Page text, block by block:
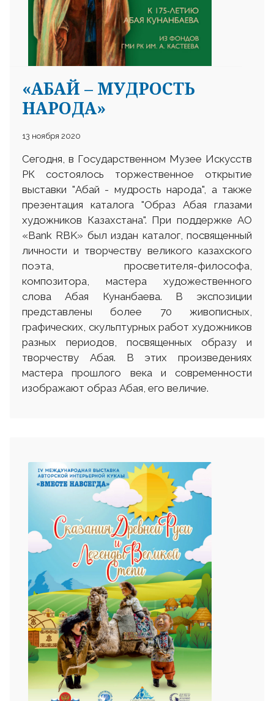
«АБАЙ – МУДРОСТЬ
НАРОДА»
13 ноября 2020
Сегодня, в Государственном Музее Искусств
РК состоялось торжественное открытие
выставки "Абай - мудрость народа", а также
презентация каталога "Образ Абая глазами
художников Казахстана". При поддержке АО
«Bank RBK» был издан каталог, посвященный
личности и творчеству великого казахского
поэта, просветителя-философа,
композитора, мастера художественного
слова Абая Кунанбаева. В экспозиции
представлены более 70 живописных,
графических, скульптурных работ художников
разных периодов, посвященных образу и
творчеству Абая. В этих произведениях
мастера прошлого века и современности
изображают образ Абая, его величие.